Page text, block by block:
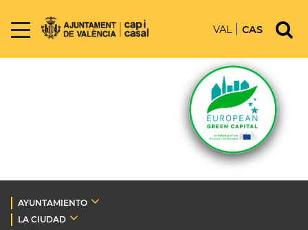
VAL CAS
AYUNTAMIENTO
LA CIUDAD